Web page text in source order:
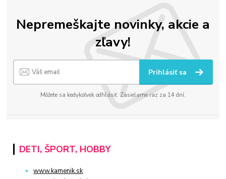
Nepremeškajte novinky, akcie a
zľavy!
Prihlásiť sa
Môžete sa kedykoľvek odhlásiť. Zasielame raz za 14 dní.
DETI, ŠPORT, HOBBY
www.kamenik.sk